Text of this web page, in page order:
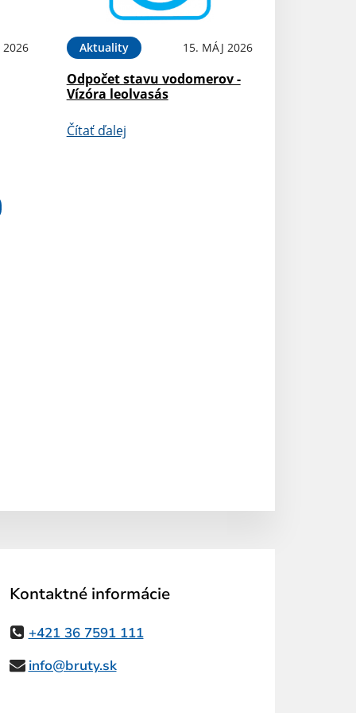
2026 Aktuality 15. MÁJ 2026
Odpočet stavu vodomerov -
Vízóra leolvasás
Čítať ďalej
Kontaktné informácie
+421 36 7591 111
info@bruty.sk